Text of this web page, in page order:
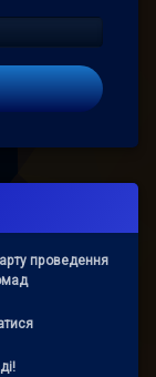
проведення